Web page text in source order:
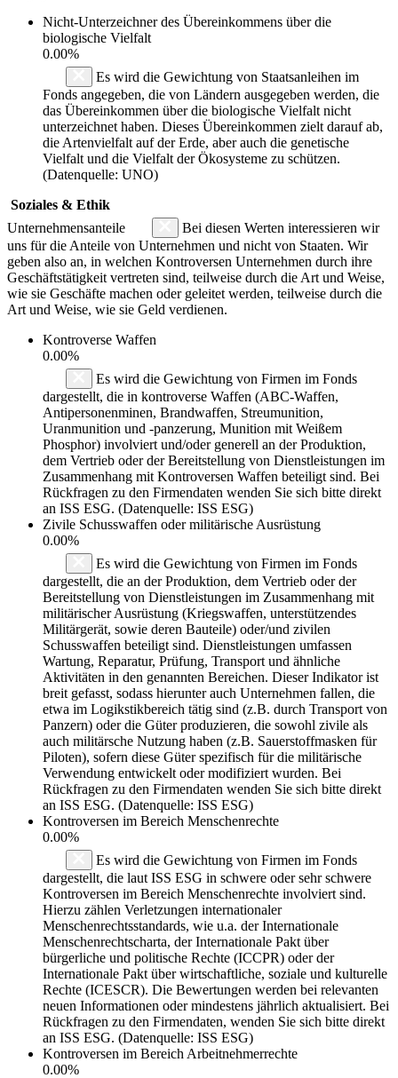
Nicht-Unterzeichner des Übereinkommens über die
biologische Vielfalt
0.00%
Es wird die Gewichtung von Staatsanleihen im
Fonds angegeben, die von Ländern ausgegeben werden, die
das Übereinkommen über die biologische Vielfalt nicht
unterzeichnet haben. Dieses Übereinkommen zielt darauf ab,
die Artenvielfalt auf der Erde, aber auch die genetische
Vielfalt und die Vielfalt der Ökosysteme zu schützen.
(Datenquelle: UNO)
Soziales & Ethik
Unternehmensanteile
Bei diesen Werten interessieren wir
uns für die Anteile von Unternehmen und nicht von Staaten. Wir
geben also an, in welchen Kontroversen Unternehmen durch ihre
Geschäftstätigkeit vertreten sind, teilweise durch die Art und Weise,
wie sie Geschäfte machen oder geleitet werden, teilweise durch die
Art und Weise, wie sie Geld verdienen.
Kontroverse Waffen
0.00%
Es wird die Gewichtung von Firmen im Fonds
dargestellt, die in kontroverse Waffen (ABC-Waffen,
Antipersonenminen, Brandwaffen, Streumunition,
Uranmunition und -panzerung, Munition mit Weißem
Phosphor) involviert und/oder generell an der Produktion,
dem Vertrieb oder der Bereitstellung von Dienstleistungen im
Zusammenhang mit Kontroversen Waffen beteiligt sind. Bei
Rückfragen zu den Firmendaten wenden Sie sich bitte direkt
an ISS ESG. (Datenquelle: ISS ESG)
Zivile Schusswaffen oder militärische Ausrüstung
0.00%
Es wird die Gewichtung von Firmen im Fonds
dargestellt, die an der Produktion, dem Vertrieb oder der
Bereitstellung von Dienstleistungen im Zusammenhang mit
militärischer Ausrüstung (Kriegswaffen, unterstützendes
Militärgerät, sowie deren Bauteile) oder/und zivilen
Schusswaffen beteiligt sind. Dienstleistungen umfassen
Wartung, Reparatur, Prüfung, Transport und ähnliche
Aktivitäten in den genannten Bereichen. Dieser Indikator ist
breit gefasst, sodass hierunter auch Unternehmen fallen, die
etwa im Logikstikbereich tätig sind (z.B. durch Transport von
Panzern) oder die Güter produzieren, die sowohl zivile als
auch militärsche Nutzung haben (z.B. Sauerstoffmasken für
Piloten), sofern diese Güter spezifisch für die militärische
Verwendung entwickelt oder modifiziert wurden. Bei
Rückfragen zu den Firmendaten wenden Sie sich bitte direkt
an ISS ESG. (Datenquelle: ISS ESG)
Kontroversen im Bereich Menschenrechte
0.00%
Es wird die Gewichtung von Firmen im Fonds
dargestellt, die laut ISS ESG in schwere oder sehr schwere
Kontroversen im Bereich Menschenrechte involviert sind.
Hierzu zählen Verletzungen internationaler
Menschenrechtsstandards, wie u.a. der Internationale
Menschenrechtscharta, der Internationale Pakt über
bürgerliche und politische Rechte (ICCPR) oder der
Internationale Pakt über wirtschaftliche, soziale und kulturelle
Rechte (ICESCR). Die Bewertungen werden bei relevanten
neuen Informationen oder mindestens jährlich aktualisiert. Bei
Rückfragen zu den Firmendaten, wenden Sie sich bitte direkt
an ISS ESG. (Datenquelle: ISS ESG)
Kontroversen im Bereich Arbeitnehmerrechte
0.00%